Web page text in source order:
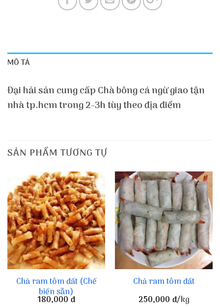
MÔ TẢ
Đại hải sản cung cấp Chà bông cá ngừ giao tận
nhà tp.hcm trong 2-3h tùy theo địa điểm
SẢN PHẨM TƯƠNG TỰ
Chả ram tôm đất (Chế
biến sẵn)
180,000đ
Chả ram tôm đất
250,000 đ/kg